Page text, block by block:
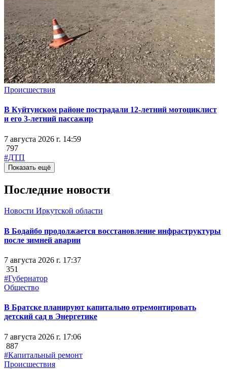
Происшествия
В Куйтунском районе пострадали 12-летний мотоциклист
и его 3-летний пассажир
7 августа 2026 г. 14:59
797
#ДТП
Показать ещё
Последние новости
Новости Иркутской области
В Бодайбо продолжается восстановление инфраструктуры
после зимней аварии
7 августа 2026 г. 17:37
351
#Губернатор
Общество
В Братске планируют капитально отремонтировать
детский сад в Энергетике
7 августа 2026 г. 17:06
887
#Капитальный ремонт
Происшествия